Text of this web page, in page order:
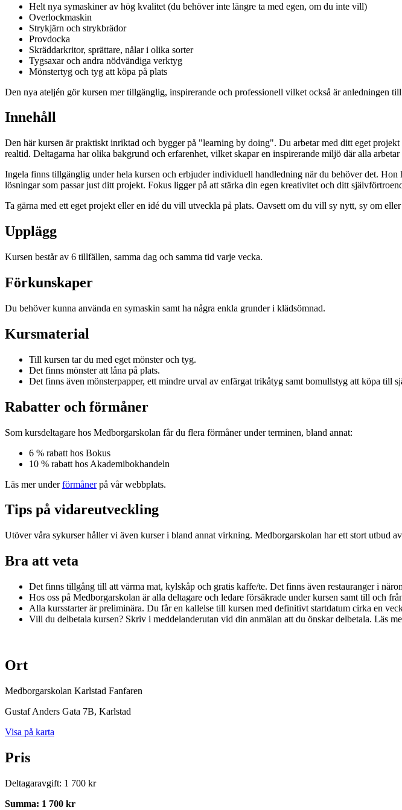
Helt nya symaskiner av hög kvalitet (du behöver inte längre ta med egen, om du inte vill)
Overlockmaskin
Strykjärn och strykbrädor
Provdocka
Skräddarkritor, sprättare, nålar i olika sorter
Tygsaxar och andra nödvändiga verktyg
Mönstertyg och tyg att köpa på plats
Den nya ateljén gör kursen mer tillgänglig, inspirerande och professionell vilket också är anledningen
Innehåll
Den här kursen är praktiskt inriktad och bygger på "learning by doing". Du arbetar med ditt eget
realtid. Deltagarna har olika bakgrund och erfarenhet, vilket skapar en inspirerande miljö där alla
Ingela finns tillgänglig under hela kursen och erbjuder individuell handledning när du behöver det.
lösningar som passar just ditt projekt. Fokus ligger på att stärka din egen kreativitet och ditt
Ta gärna med ett eget projekt eller en idé du vill utveckla på plats. Oavsett om du vill sy nytt, sy om
Upplägg
Kursen består av 6 tillfällen, samma dag och samma tid varje vecka.
Förkunskaper
Du behöver kunna använda en symaskin samt ha några enkla grunder i klädsömnad.
Kursmaterial
Till kursen tar du med eget mönster och tyg.
Det finns mönster att låna på plats.
Det finns även mönsterpapper, ett mindre urval av enfärgat trikåtyg samt bomullstyg att köpa till
Rabatter och förmåner
Som kursdeltagare hos Medborgarskolan får du flera förmåner under terminen, bland annat:
6 % rabatt hos Bokus
10 % rabatt hos Akademibokhandeln
Läs mer underförmånerpå vår webbplats.
Tips på vidareutveckling
Utöver våra sykurser håller vi även kurser i bland annat virkning. Medborgarskolan har ett stort utbud
Bra att veta
Det finns tillgång till att värma mat, kylskåp och gratis kaffe/te. Det finns även restauranger i
Hos oss på Medborgarskolan är alla deltagare och ledare försäkrade under kursen samt till och
Alla kursstarter är preliminära. Du får en kallelse till kursen med definitivt startdatum cirka en
Vill du delbetala kursen? Skriv i meddelanderutan vid din anmälan att du önskar delbetala. Läs
Ort
Medborgarskolan Karlstad Fanfaren
Gustaf Anders Gata 7B, Karlstad
Visa på karta
Pris
Deltagaravgift: 1 700 kr
Summa: 1 700 kr